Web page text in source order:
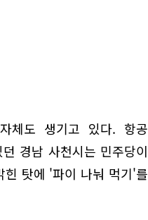
체도 생기고 있다. 항공
경남 사천시는 민주당이
힌 탓에 '파이 나눠 먹기'를